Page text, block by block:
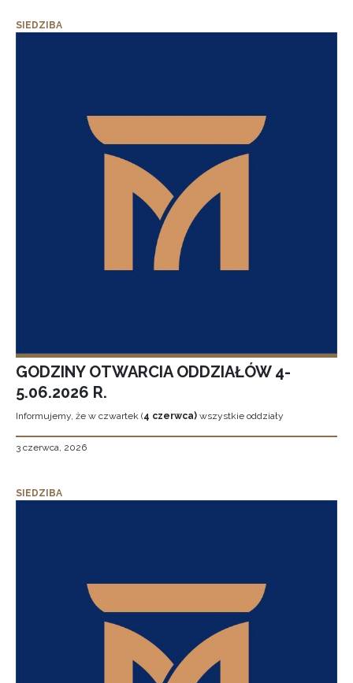
SIEDZIBA
GODZINY OTWARCIA ODDZIAŁÓW 4-
5.06.2026 R.
Informujemy, że w czwartek (4 czerwca) wszystkie oddziały
3 czerwca, 2026
SIEDZIBA